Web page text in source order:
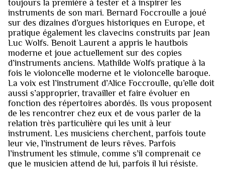
toujours la première à tester et à inspirer les
instruments de son mari. Bernard Foccroulle a joué
sur des dizaines d’orgues historiques en Europe, et
pratique également les clavecins construits par Jean
Luc Wolfs. Benoit Laurent a appris le hautbois
moderne et joue actuellement sur des copies
d’instruments anciens. Mathilde Wolfs pratique à la
fois le violoncelle moderne et le violoncelle baroque.
La voix est l’instrument d’Alice Foccroulle, qu’elle doit
aussi s’approprier, travailler et faire évoluer en
fonction des répertoires abordés. Ils vous proposent
de les rencontrer chez eux et de vous parler de la
relation très particulière qui les unit à leur
instrument. Les musiciens cherchent, parfois toute
leur vie, l’instrument de leurs rêves. Parfois
l’instrument les stimule, comme s’il comprenait ce
que le musicien attend de lui, parfois il lui résiste.